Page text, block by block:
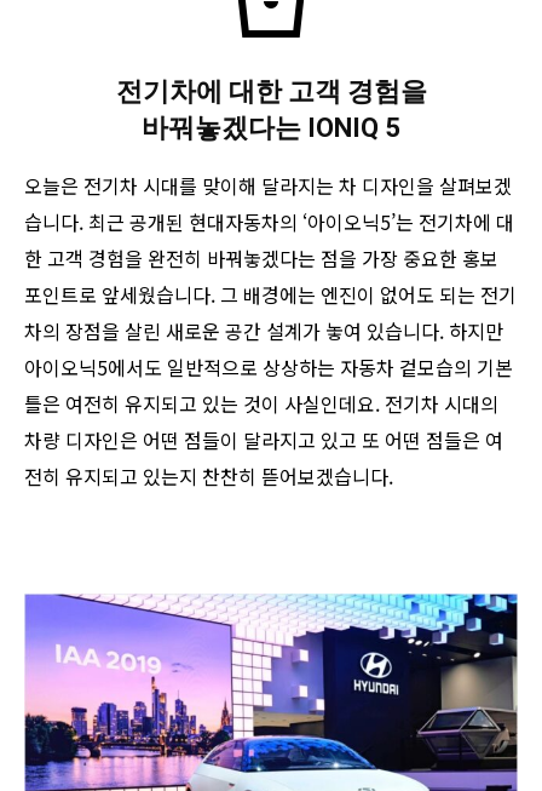
전기차에 대한 고객 경험을
바꿔놓겠다는 IONIQ 5
오늘은 전기차 시대를 맞이해 달라지는 차 디자인을 살펴보겠
습니다. 최근 공개된 현대자동차의 ‘아이오닉5’는 전기차에 대
한 고객 경험을 완전히 바꿔놓겠다는 점을 가장 중요한 홍보
포인트로 앞세웠습니다. 그 배경에는 엔진이 없어도 되는 전기
차의 장점을 살린 새로운 공간 설계가 놓여 있습니다. 하지만
아이오닉5에서도 일반적으로 상상하는 자동차 겉모습의 기본
틀은 여전히 유지되고 있는 것이 사실인데요. 전기차 시대의
차량 디자인은 어떤 점들이 달라지고 있고 또 어떤 점들은 여
전히 유지되고 있는지 찬찬히 뜯어보겠습니다.